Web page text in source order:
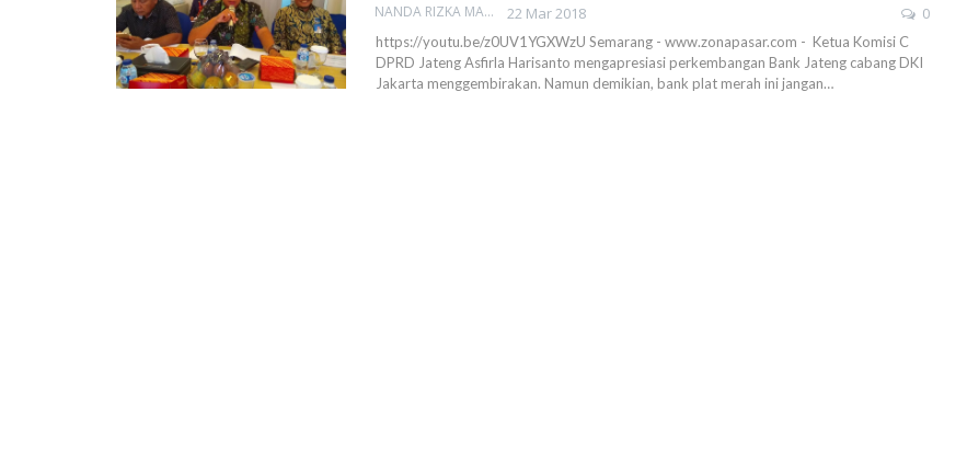
NANDA RIZKA MAHENDRA 22 Mar 2018 0
https://youtu.be/z0UV1YGXWzU Semarang - www.zonapasar.com - Ketua Komisi C
DPRD Jateng Asfirla Harisanto mengapresiasi perkembangan Bank Jateng cabang DKI
Jakarta menggembirakan. Namun demikian, bank plat merah ini jangan…